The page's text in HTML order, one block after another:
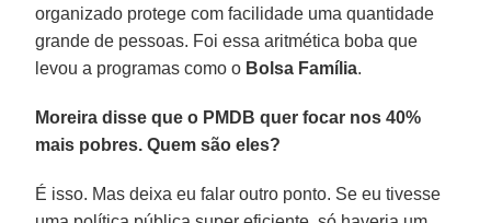
organizado protege com facilidade uma quantidade
grande de pessoas. Foi essa aritmética boba que
levou a programas como o Bolsa Família.
Moreira disse que o PMDB quer focar nos 40%
mais pobres. Quem são eles?
É isso. Mas deixa eu falar outro ponto. Se eu tivesse